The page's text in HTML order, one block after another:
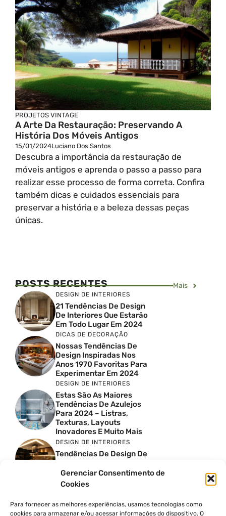
Gerenciar Consentimento de
Cookies
Para fornecer as melhores experiências, usamos tecnologias como
cookies para armazenar e/ou acessar informações do dispositivo. O
PROJETOS VINTAGE
A Arte Da Restauração: Preservando A
História Dos Móveis Antigos
15/01/2024Luciano Dos Santos
Descubra a importância da restauração de
móveis antigos e aprenda o passo a passo para
realizar esse processo de forma correta. Confira
também dicas e cuidados essenciais para
preservar a história e a beleza dessas peças
únicas.
POSTS RECENTES Mais
DESIGN DE INTERIORES
21 Tendências De Design
De Interiores Que Estarão
Em Todo Lugar Em 2024
DICAS DE DECORAÇÃO
Nossas Tendências De
Design Inspiradas Nos
Anos 1970 Favoritas Para
Experimentar Em 2024
DESIGN DE INTERIORES
Estas São As Maiores
Tendências De Azulejos
Para 2024 – Listras,
Texturas, Layouts
Inovadores E Muito Mais
DESIGN DE INTERIORES
Tendências De Design De
Para 2024
DESIGN DE INTERIORES
Chuveiros De Caminhar
Que Transbordam Estilo